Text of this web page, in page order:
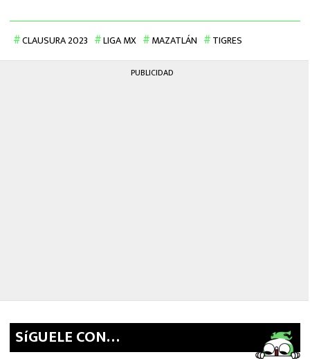
CLAUSURA 2023 LIGA MX MAZATLÁN TIGRES
PUBLICIDAD
SíGUELE CON…